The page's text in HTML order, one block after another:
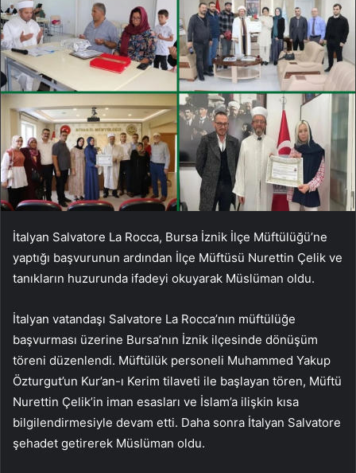
İtalyan Salvatore La Rocca, Bursa İznik İlçe Müftülüğü’ne
yaptığı başvurunun ardından İlçe Müftüsü Nurettin Çelik ve
tanıkların huzurunda ifadeyi okuyarak Müslüman oldu.
İtalyan vatandaşı Salvatore La Rocca’nın müftülüğe
başvurması üzerine Bursa’nın İznik ilçesinde dönüşüm
töreni düzenlendi. Müftülük personeli Muhammed Yakup
Özturgut’un Kur’an-ı Kerim tilaveti ile başlayan tören, Müftü
Nurettin Çelik’in iman esasları ve İslam’a ilişkin kısa
bilgilendirmesiyle devam etti. Daha sonra İtalyan Salvatore
şehadet getirerek Müslüman oldu.